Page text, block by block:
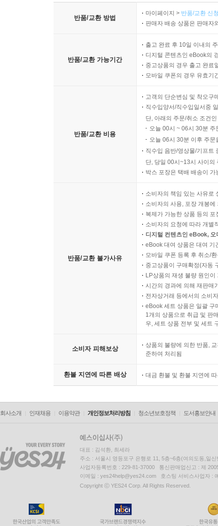
반품/교환 방법
마이페이지 > 반품/교환 신
판매자 배송 상품은 판매자
반품/교환 가능기간
출고 완료 후 10일 이내의
디지털 콘텐츠인 eBook의
중고상품의 경우 출고 완료
모바일 쿠폰의 경우 유효기
반품/교환 비용
고객의 단순변심 및 착오구
직수입양서/직수입일서중
단, 아래의 주문/취소 조건
오늘 00시 ~ 06시 30분
오늘 06시 30분 이후 주
직수입 음반/영상물/기프트
단, 당일 00시~13시 사이의
박스 포장은 택배 배송이
반품/교환 불가사유
소비자의 책임 있는 사유로
소비자의 사용, 포장 개봉
복제가 가능한 상품 등의
소비자의 요청에 따라 개별
디지털 컨텐츠인 eBook,
eBook 대여 상품은 대여 기
모바일 쿠폰 등록 후 취소/
중고상품이 구매확정(자동
LP상품의 재생 불량 원인
시간의 경과에 의해 재판매
전자상거래 등에서의 소비
eBook 세트 상품은 일괄 구
1개의 상품으로 취급 및 판
우, 세트 상품 전부 및 세트
소비자 피해보상
상품의 불량에 의한 반품,
준하여 처리됨
환불 지연에 따른 배상 대금 환불 및 환불 지연에
회사소개 인재채용 이용약관 개인정보처리방침 청소년보호정책 도서홍보안내
대표 : 김석환, 최세라
주소 : 서울시 영등포구 은행로 11, 5층~6층(여의도동,일신
사업자등록번호 : 229-81-37000 통신판매업신고 : 제
이메일 : yes24help@yes24.com 호스팅 서비스사업자 :
Copyright ⓒ YES24 Corp. All Rights Reserved.